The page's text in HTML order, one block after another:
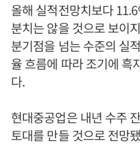
올해 실적전망치보다
분치는 않을 것으로 보이
분기점을 넘는 수준의 실
율 흐름에 따라 조기에 흑
다.
현대중공업은 내년 수주
토대를 만들 것으로 전망